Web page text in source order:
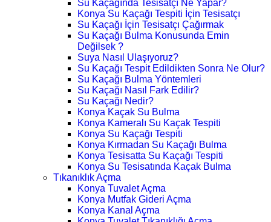
Su Kaçağında Tesisatçı Ne Yapar?
Konya Su Kaçağı Tespiti İçin Tesisatçı
Su Kaçağı İçin Tesisatçı Çağırmak
Su Kaçağı Bulma Konusunda Emin
Değilsek ?
Suya Nasıl Ulaşıyoruz?
Su Kaçağı Tespit Edildikten Sonra Ne Olur?
Su Kaçağı Bulma Yöntemleri
Su Kaçağı Nasıl Fark Edilir?
Su Kaçağı Nedir?
Konya Kaçak Su Bulma
Konya Kameralı Su Kaçak Tespiti
Konya Su Kaçağı Tespiti
Konya Kırmadan Su Kaçağı Bulma
Konya Tesisatta Su Kaçağı Tespiti
Konya Su Tesisatında Kaçak Bulma
Tıkanıklık Açma
Konya Tuvalet Açma
Konya Mutfak Gideri Açma
Konya Kanal Açma